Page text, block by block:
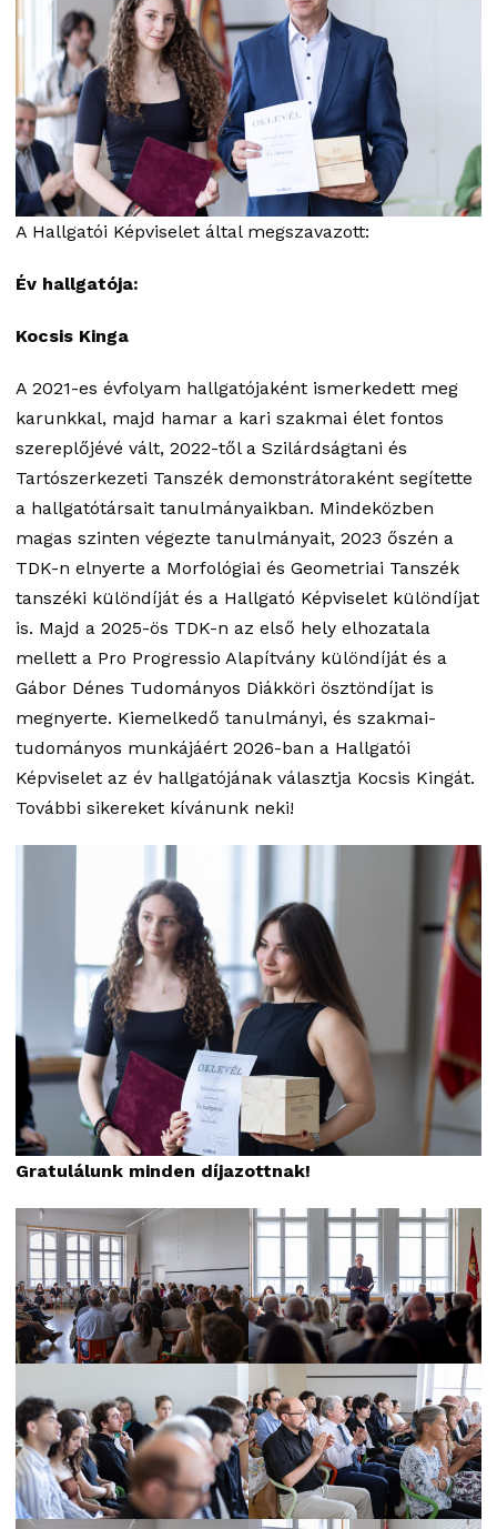
A Hallgatói Képviselet által megszavazott:
Év hallgatója:
Kocsis Kinga
A 2021-es évfolyam hallgatójaként ismerkedett meg
karunkkal, majd hamar a kari szakmai élet fontos
szereplőjévé vált, 2022-től a Szilárdságtani és
Tartószerkezeti Tanszék demonstrátoraként segítette
a hallgatótársait tanulmányaikban. Mindeközben
magas szinten végezte tanulmányait, 2023 őszén a
TDK-n elnyerte a Morfológiai és Geometriai Tanszék
tanszéki különdíját és a Hallgató Képviselet különdíjat
is. Majd a 2025-ös TDK-n az első hely elhozatala
mellett a Pro Progressio Alapítvány különdíját és a
Gábor Dénes Tudományos Diákköri ösztöndíjat is
megnyerte. Kiemelkedő tanulmányi, és szakmai-
tudományos munkájáért 2026-ban a Hallgatói
Képviselet az év hallgatójának választja Kocsis Kingát.
További sikereket kívánunk neki!
Gratulálunk minden díjazottnak!